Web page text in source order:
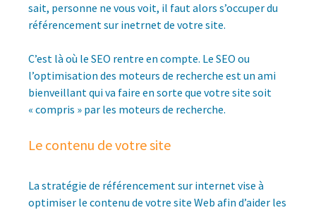
sait, personne ne vous voit, il faut alors s’occuper du
référencement sur inetrnet de votre site.
C’est là où le SEO rentre en compte. Le SEO ou
l’optimisation des moteurs de recherche est un ami
bienveillant qui va faire en sorte que votre site soit
« compris » par les moteurs de recherche.
Le contenu de votre site
La stratégie de référencement sur internet vise à
optimiser le contenu de votre site Web afin d’aider les